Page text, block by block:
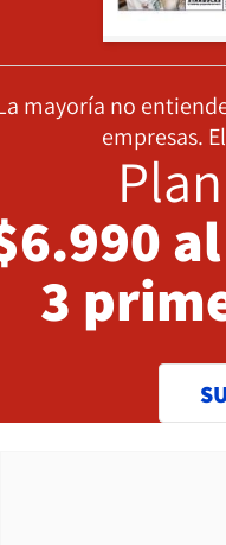
mayoría no
empresas.
3